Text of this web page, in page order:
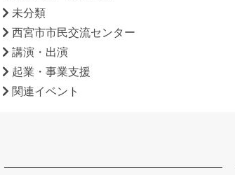
未分類
西宮市市民交流センター
講演・出演
起業・事業支援
関連イベント